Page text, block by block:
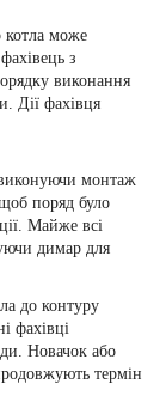
котла може
з
виконання
Дії фахівця
монтаж
поряд було
Майже всі
димар для
до контуру
фахівці
Новачок або
термін